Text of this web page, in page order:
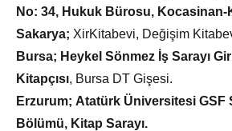
No: 34, Hukuk Bürosu, Kocasinan-
Sakarya; XirKitabevi, Değişim
Bursa; Heykel Sönmez İş Sarayı
Kitapçısı, Bursa DT Gişesi.
Erzurum; Atatürk Üniversitesi GSF
Bölümü, Kitap Sarayı.